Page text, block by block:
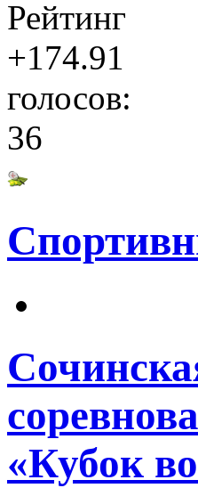
Рейтинг
+174.91
голосов:
36
«Кубок